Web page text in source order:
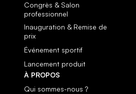
Congrès & Salon
professionnel
Inauguration & Remise de
prix
Événement sportif
Lancement produit
À PROPOS
Qui sommes-nous ?